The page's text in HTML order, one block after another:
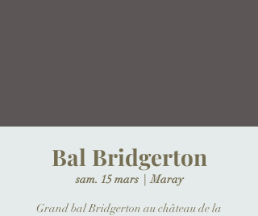
Bal Bridgerton
sam. 15 mars
  |
Maray
Grand bal Bridgerton au château de la